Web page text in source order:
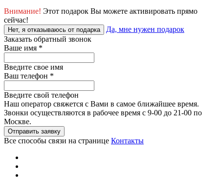
Внимание! Этот подарок Вы можете активировать прямо
сейчас!
Нет, я отказываюсь от подарка
Да, мне нужен подарок
Заказать обратный звонок
Ваше имя *
Введите свое имя
Ваш телефон *
Введите свой телефон
Наш оператор свяжется с Вами в самое ближайшее время.
Звонки осуществляются в рабочее время с 9-00 до 21-00 по
Москве.
Отправить заявку
Все способы связи на странице Контакты